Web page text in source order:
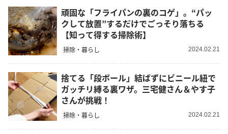
頑固な「フライパンの裏のコゲ」。“パッ
クして放置”するだけでごっそり落ちる
【知って得する掃除術】
掃除・暮らし 2024.02.21
捨てる「段ボール」結ばずにビニール紐で
ガッチリ縛る裏ワザ。三宅健さん＆やす子
さんが挑戦！
掃除・暮らし 2024.02.21